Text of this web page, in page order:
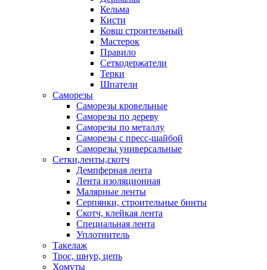
Кельма
Кисти
Ковш строительный
Мастерок
Правило
Сеткодержатели
Терки
Шпатели
Саморезы
Саморезы кровельные
Саморезы по дереву
Саморезы по металлу
Саморезы с пресс-шайбой
Саморезы универсальные
Сетки,ленты,скотч
Демпферная лента
Лента изоляционная
Малярные ленты
Серпянки, строительные бинты
Скотч, клейкая лента
Специальная лента
Уплотнитель
Такелаж
Трос, шнур, цепь
Хомуты